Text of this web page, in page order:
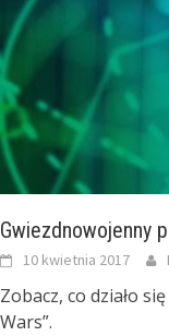
Gwiezdnowojenny
10 kwietnia 2017
Zobacz, co działo
Wars”.